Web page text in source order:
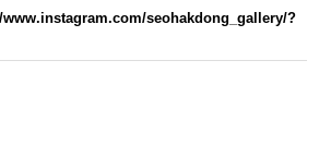
www.instagram.com/seohakdong_gallery/?